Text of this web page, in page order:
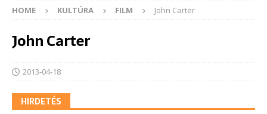
HOME KULTÚRA FILM John Carter
John Carter
2013-04-18
HIRDETÉS